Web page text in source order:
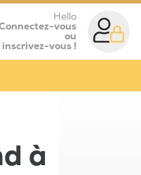
Hello
vous
ou
inscrivez-vous !
à